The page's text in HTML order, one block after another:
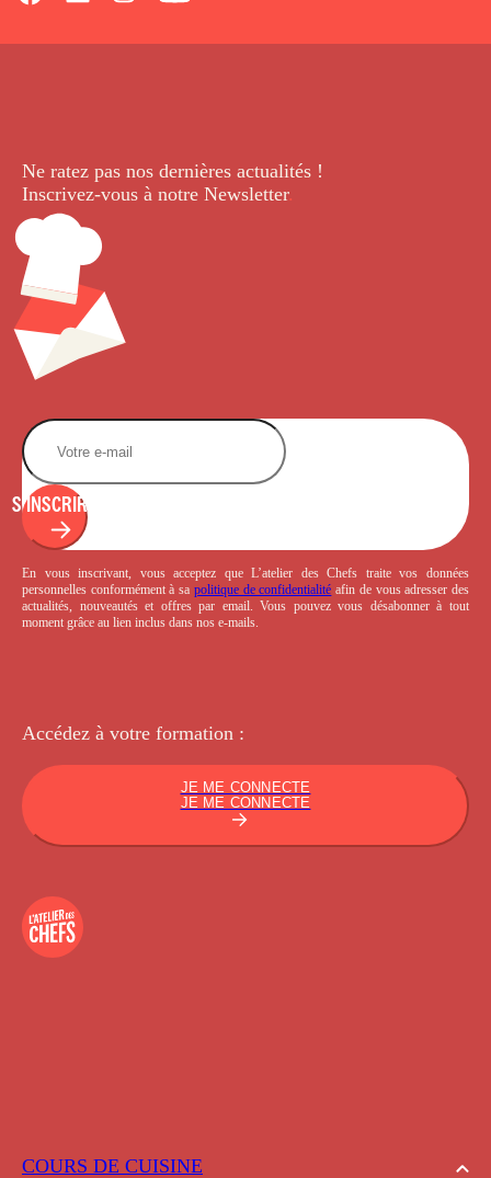
COURS DE CUISINE
Ne ratez pas nos dernières actualités !
Inscrivez-vous à notre Newsletter.
S'INSCRIRE
En vous inscrivant, vous acceptez que L’atelier des Chefs traite vos données
personnelles conformément à sa politique de confidentialité afin de vous adresser des
actualités, nouveautés et offres par email. Vous pouvez vous désabonner à tout
moment grâce au lien inclus dans nos e-mails.
Accédez à votre formation :
JE ME CONNECTE
JE ME CONNECTE